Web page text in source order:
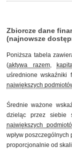
Zbiorcze dane
(najnowsze
Poniższa tabela
(aktywa razem,
uśrednione wskaźniki
największych
Średnie ważone
dzieląc przez siebie
największych
wpływ
proporcjonalnie od